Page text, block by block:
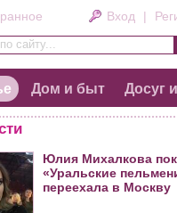
Юлия Михалкова
«Уральские
переехала в Москву
Вход |
сайту...
Дом и быт Досуг